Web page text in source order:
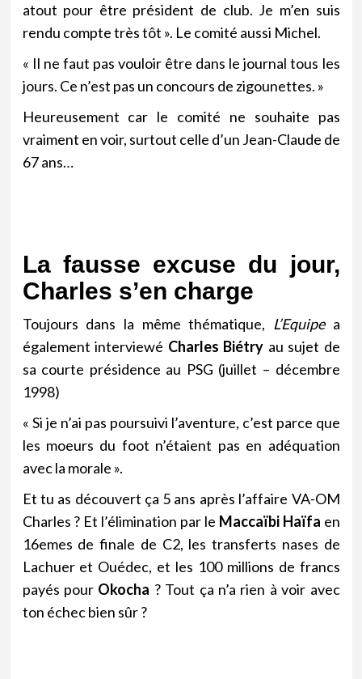
atout pour être président de club. Je m’en suis
rendu compte très tôt ». Le comité aussi Michel.
« Il ne faut pas vouloir être dans le journal tous les
jours. Ce n’est pas un concours de zigounettes. »
Heureusement car le comité ne souhaite pas
vraiment en voir, surtout celle d’un Jean-Claude de
67 ans…
La fausse excuse du jour,
Charles s’en charge
Toujours dans la même thématique, L’Equipe a
également interviewé Charles Biétry au sujet de
sa courte présidence au PSG (juillet – décembre
1998)
« Si je n’ai pas poursuivi l’aventure, c’est parce que
les moeurs du foot n’étaient pas en adéquation
avec la morale ».
Et tu as découvert ça 5 ans après l’affaire VA-OM
Charles ? Et l’élimination par le Maccaïbi Haïfa en
16emes de finale de C2, les transferts nases de
Lachuer et Ouédec, et les 100 millions de francs
payés pour Okocha ? Tout ça n’a rien à voir avec
ton échec bien sûr ?